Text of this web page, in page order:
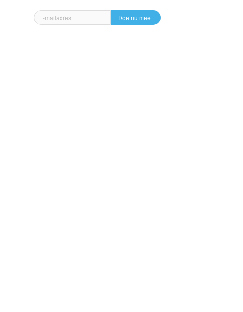
Doe nu mee